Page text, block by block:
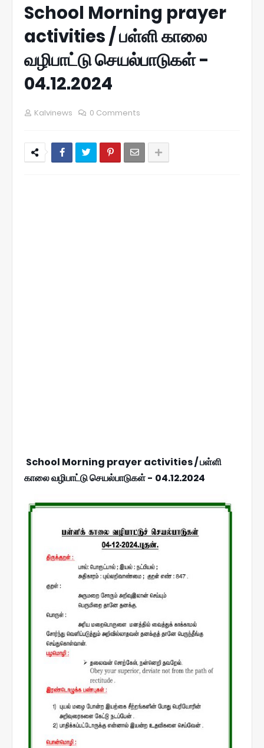
School Morning prayer
activities / பள்ளி காலை
வழிபாட்டு செயல்பாடுகள் -
04.12.2024
Kalvinews 0 Comments
School Morning prayer activities / பள்ளி
காலை வழிபாட்டு செயல்பாடுகள் - 04.12.2024